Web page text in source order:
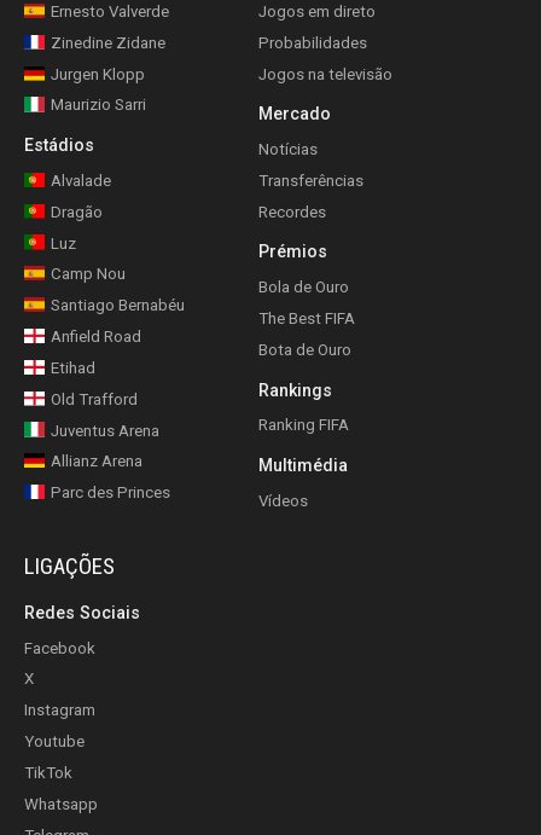
Ernesto Valverde
Zinedine Zidane
Jurgen Klopp
Maurizio Sarri
Estádios
Alvalade
Dragão
Luz
Camp Nou
Santiago Bernabéu
Anfield Road
Etihad
Old Trafford
Juventus Arena
Allianz Arena
Parc des Princes
Jogos em direto
Probabilidades
Jogos na televisão
Mercado
Notícias
Transferências
Recordes
Prémios
Bola de Ouro
The Best FIFA
Bota de Ouro
Rankings
Ranking FIFA
Multimédia
Vídeos
LIGAÇÕES
Redes Sociais
Facebook
X
Instagram
Youtube
TikTok
Whatsapp